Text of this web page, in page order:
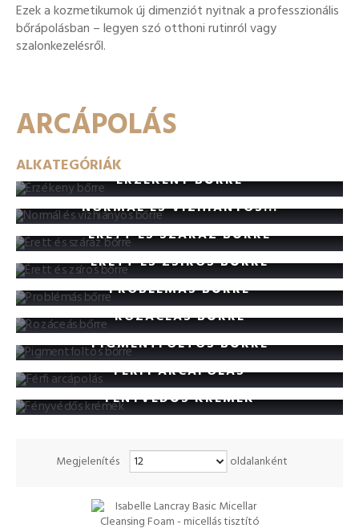
Ezek a kozmetikumok új dimenziót nyitnak a professzionális
bőrápolásban – legyen szó otthoni rutinról vagy
szalonkezelésről.
ARCÁPOLÁS
ALKATEGÓRIÁK
ÉRZÉKENY BŐRRE
NORMÁL ÉS VÍZHIÁNYOS...
ÉRETT ÉS SZÁRAZ BŐRRE
ÉRETT ÉS ZSÍROS BŐRRE
PROBLÉMÁS BŐRRE
ROZÁCEÁS BŐRRE
PIGMENTFOLTOS BŐRRE
FÉRFI ARCÁPOLÁS
FÉNYVÉDŐS KRÉMEK
Megjelenítés oldalanként